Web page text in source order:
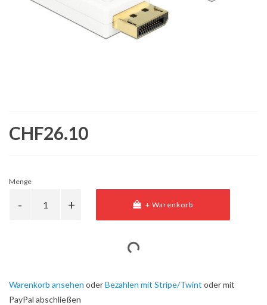
CHF26.10
Menge
+ Warenkorb
Warenkorb ansehen oderBezahlen mit Stripe/Twint oder mit
PayPal abschließen